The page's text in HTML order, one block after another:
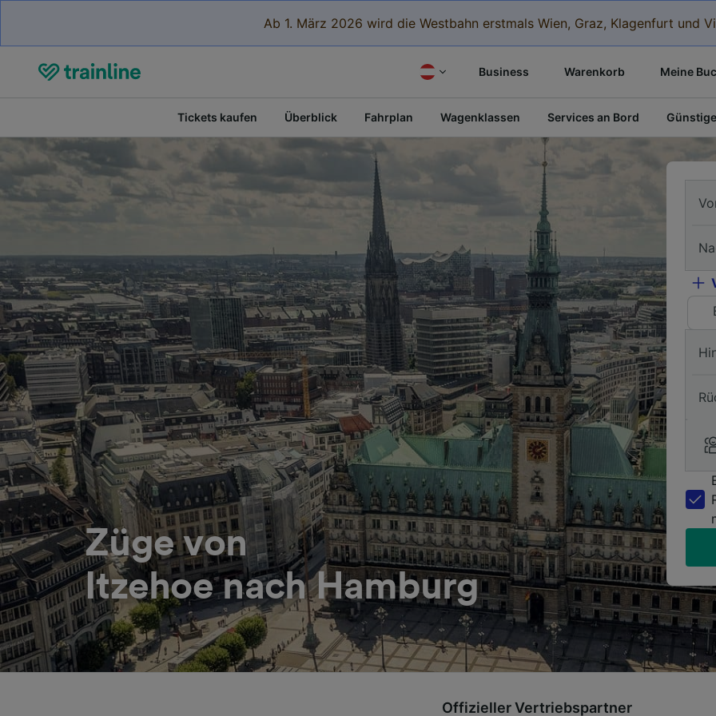
Ab 1. März 2026 wird die Westbahn erstmals Wien, Graz, Klagenfurt und
Business Warenkorb Meine
Tickets kaufen Überblick Fahrplan Wagenklassen Services an Bord
Züge von
Itzehoe nach Hamburg
Offizieller Vertriebspartner